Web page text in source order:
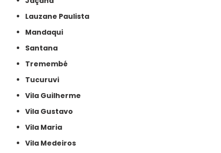
Lauzane Paulista
Mandaqui
Santana
Tremembé
Tucuruvi
Vila Guilherme
Vila Gustavo
Vila Maria
Vila Medeiros